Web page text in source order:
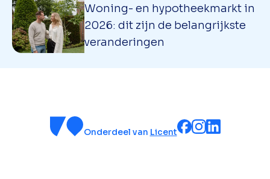
Woning- en hypotheekmarkt in
2026: dit zijn de belangrijkste
veranderingen
Onderdeel van Licent